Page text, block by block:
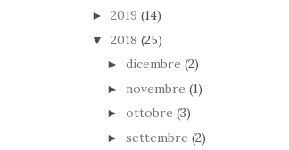
► 2019 (14)
▼ 2018 (25)
► dicembre (2)
► novembre (1)
► ottobre (3)
► settembre (2)